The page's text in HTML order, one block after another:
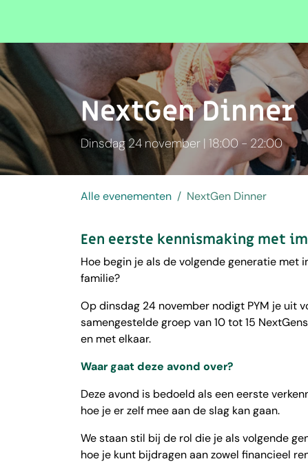
NextGen Dinner
Dinsdag 24 november | 18:00 - 22:00
Alle evenementen NextGen Dinner
Een eerste kennismaking met
Hoe begin je als de volgende generatie met
familie?
Op dinsdag 24 november nodigt PYM je uit
samengestelde groep van 10 tot 15
en met elkaar.
Waar gaat deze avond over?
Deze avond is bedoeld als een eerste
hoe je er zelf mee aan de slag kan gaan.
We staan stil bij de rol die je als volgende
hoe je kunt bijdragen aan zowel financieel